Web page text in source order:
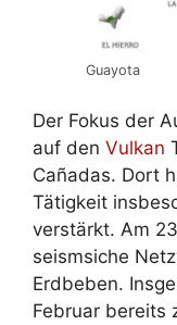
Guayota
Der Fokus der
auf den Vulkan
Cañadas. Dort
Tätigkeit
verstärkt. Am
seismsiche
Erdbeben.
Februar bereits